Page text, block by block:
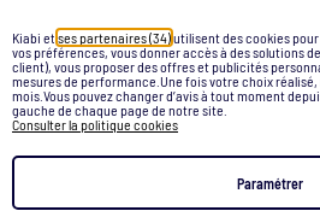
Kiabi et ses partenaires (34)utilisent des cookies
vos préférences, vous donner accès à des solutions
client), vous proposer des offres et publicités
mesures de performance.Une fois votre choix
mois.Vous pouvez changer d’avis à tout moment
gauche de chaque page de notre site.
Consulter la politique cookies
Paramétrer